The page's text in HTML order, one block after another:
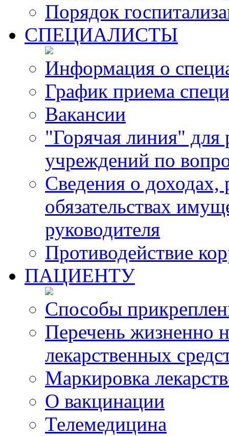
Порядок
СПЕЦИАЛИСТЫ
Информация о
График приема
Вакансии
"Горячая линия"
учреждений по
Сведения о доходах,
обязательствах
руководителя
Противодействие
ПАЦИЕНТУ
Способы
Перечень жизненно
лекарственных
Маркировка
О вакцинации
Телемедицина